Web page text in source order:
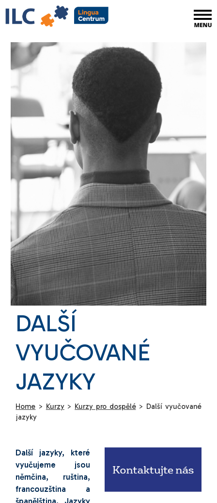
DALŠÍ
VYUČOVANÉ
JAZYKY
Home > Kurzy > Kurzy pro dospělé > Další vyučované
jazyky
Další jazyky, které
vyučujeme jsou
němčina, ruština,
francouzština a